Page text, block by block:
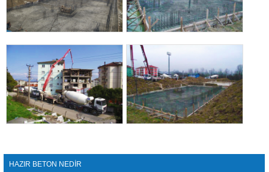
HAZIR BETON NEDİR